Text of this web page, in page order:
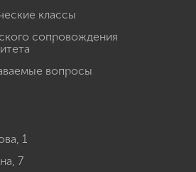
классы
сопровождения
вопросы
1
7